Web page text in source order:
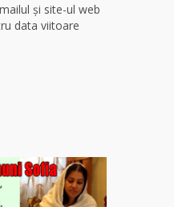
și site-ul web
data viitoare